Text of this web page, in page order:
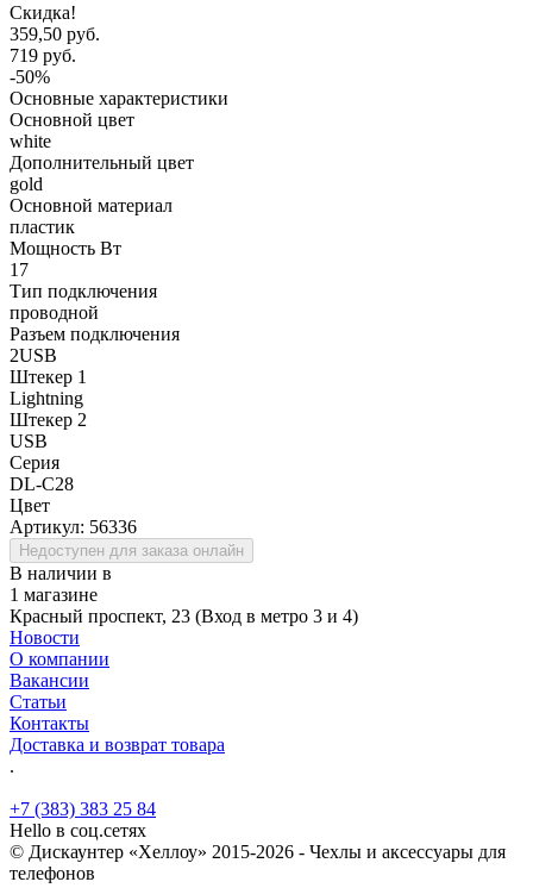
Скидка!
359,50 руб.
719 руб.
-50%
Основные характеристики
Основной цвет
white
Дополнительный цвет
gold
Основной материал
пластик
Мощность Вт
17
Тип подключения
проводной
Разъем подключения
2USB
Штекер 1
Lightning
Штекер 2
USB
Серия
DL-C28
Цвет
Артикул: 56336
Недоступен для заказа онлайн
В наличии в
1 магазине
Красный проспект, 23 (Вход в метро 3 и 4)
Новости
О компании
Вакансии
Статьи
Контакты
Доставка и возврат товара
.
+7 (383) 383 25 84
Hello в соц.сетях
© Дискаунтер «Хеллоу» 2015-2026 - Чехлы и аксессуары для
телефонов